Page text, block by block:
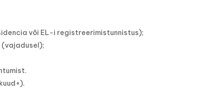
või EL-i registreerimistunnistus);